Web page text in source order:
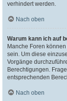
verhindert werden.
Nach oben
Warum kann ich auf
Manche Foren
sein. Um diese
Vorgänge
Berechtigungen.
entsprechenden
Nach oben